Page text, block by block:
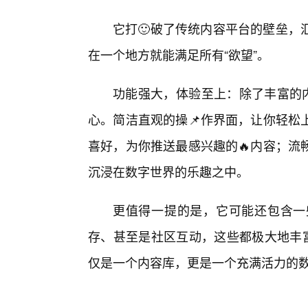
它打🙂破了传统内容平台的壁垒
在一个地方就能满足所有“欲望”。
功能强大，体验至上：除了丰富的
心。简洁直观的操📌作界面，让你轻
喜好，为你推送最感兴趣的🔥内容；
沉浸在数字世界的乐趣之中。
更值得一提的是，它可能还包含
存、甚至是社区互动，这些都极大地
仅是一个内容库，更是一个充满活力的